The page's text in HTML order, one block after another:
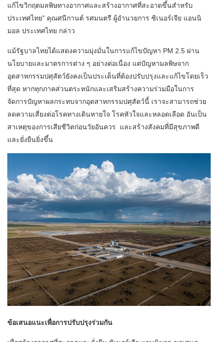
แก้ไขวิกฤตมลพิษทางอากาศและสร้างอากาศที่สะอาดขึ้นสำหรับ
ประเทศไทย” คุณศนีกานต์ รศมนตรี ผู้อำนวยการ ซิเนอร์เจีย แอนนิ
มอล ประเทศไทย กล่าว
แม้รัฐบาลไทยได้แสดงความมุ่งมั่นในการแก้ไขปัญหา PM 2.5 ผ่าน
นโยบายและมาตรการต่าง ๆ อย่างต่อเนื่อง แต่ปัญหามลพิษจาก
อุตสาหกรรมปศุสัตว์ยังคงเป็นประเด็นที่ต้องปรับปรุงและแก้ไขโดยเร็ว
ที่สุด หากทุกภาคส่วนตระหนักและเสริมสร้างความร่วมมือในการ
จัดการปัญหาผลกระทบจากอุตสาหกรรมปศุสัตว์นี้ เราจะสามารถช่วย
ลดความเสี่ยงต่อโรคทางเดินหายใจ โรคหัวใจและหลอดเลือด อันเป็น
สาเหตุของการเสียชีวิตก่อนวัยอันควร และสร้างสังคมที่มีสุขภาพดี
และยั่งยืนยิ่งขึ้น
ข้อเสนอแนะเพื่อการปรับปรุงร่วมกัน